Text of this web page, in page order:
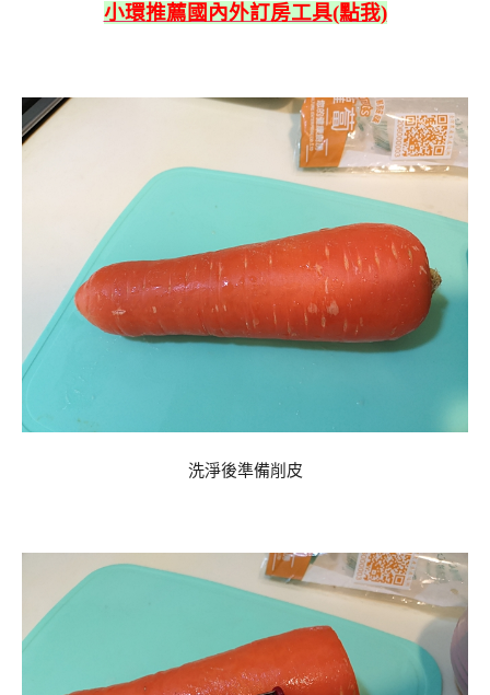
小環推薦國內外訂房工具(點我)
洗淨後準備削皮